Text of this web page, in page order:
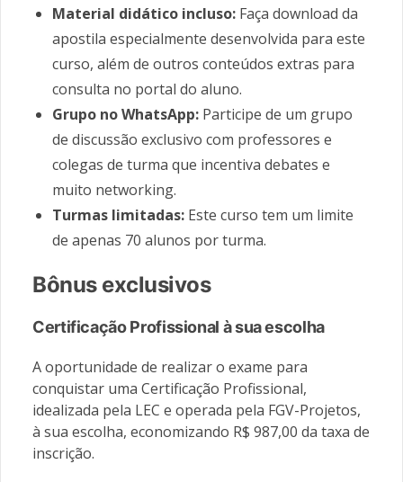
Material didático incluso: Faça download da
apostila especialmente desenvolvida para este
curso, além de outros conteúdos extras para
consulta no portal do aluno.
Grupo no WhatsApp: Participe de um grupo
de discussão exclusivo com professores e
colegas de turma que incentiva debates e
muito networking.
Turmas limitadas: Este curso tem um limite
de apenas 70 alunos por turma.
Bônus exclusivos
Certificação Profissional à sua escolha
A oportunidade de realizar o exame para
conquistar uma Certificação Profissional,
idealizada pela LEC e operada pela FGV-Projetos,
à sua escolha, economizando R$ 987,00 da taxa de
inscrição.